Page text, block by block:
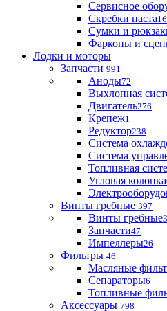
Сервисное
Скребки наста16
Сумки и
Фаркопы и
Лодки и моторы
Запчасти 991
Аноды72
Выхлопная
Двигатель276
Крепеж1
Редуктор238
Система
Система
Топливная
Угловая колонка
Винты гребные 397
Винты гребные
Запчасти47
Импеллеры26
Фильтры 46
Масляные
Сепараторы6
Топливные
Аксессуары 798